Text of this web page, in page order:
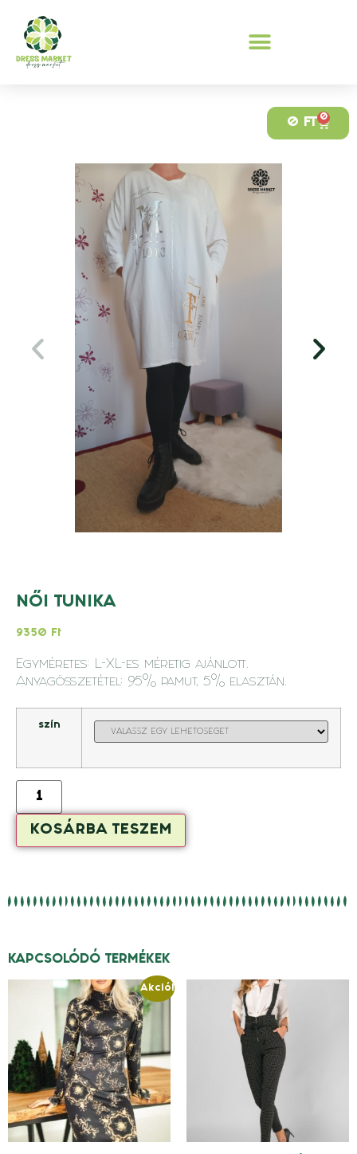
0 FT
0
NŐI TUNIKA
9350 Ft
Egyméretes: L-XL-es méretig ajánlott.
Anyagösszetétel: 95% pamut, 5% elasztán.
szín
KOSÁRBA TESZEM
KAPCSOLÓDÓ TERMÉKEK
Akció!